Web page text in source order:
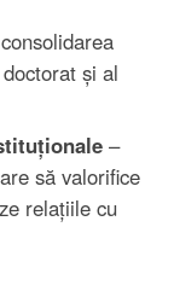
și al
–
să valorifice
relațiile cu